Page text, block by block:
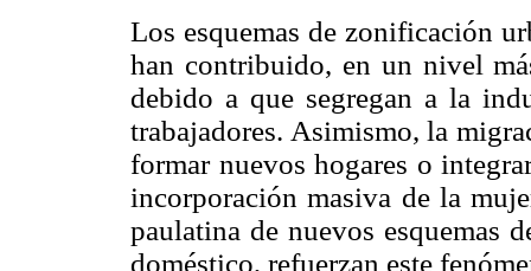
Los esquemas de zonificación
han contribuido, en un nivel
debido a que segregan a la
trabajadores. Asimismo, la
formar nuevos hogares o
incorporación masiva de la
paulatina de nuevos esquemas
doméstico, refuerzan este